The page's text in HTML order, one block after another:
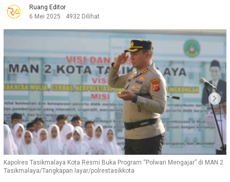
Ruang Editor
6 Mei 2025
4932 Dilihat
Kapolres Tasikmalaya Kota Resmi Buka Program “Polwan Mengajar” di MAN 2
Tasikmalaya/Tangkapan layar/polrestasikkota